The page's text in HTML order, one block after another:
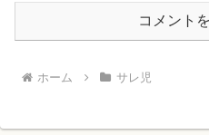
コメント
ホーム サレ児